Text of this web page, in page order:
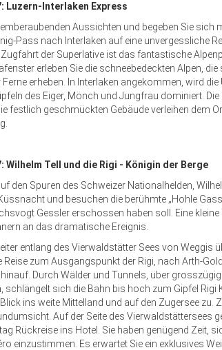
Luzern-Interlaken Express
Aussichten und begeben Sie sich
Pass nach Interlaken auf eine unvergessliche
der Superlative ist das fantastische
erleben Sie die schneebedeckten Alpen,
erheben. In Interlaken angekommen, wird
des Eiger, Mönch und Jungfrau dominiert.
festlich geschmückten Gebäude verleihen dem
Wilhelm Tell und die Rigi - Königin der Berge
den Spuren des Schweizer Nationalhelden,
und besuchen die berühmte „Hohle
Gessler erschossen haben soll. Eine kleine
an das dramatische Ereignis.
entlang des Vierwaldstätter Sees von Weggis
Reise zum Ausgangspunkt der Rigi, nach Arth-
Durch Wälder und Tunnels, über
schlängelt sich die Bahn bis hoch zum Gipfel Rigi
ins weite Mittelland und auf den Zugersee zu.
Auf der Seite des Vierwaldstättersees
Rückreise ins Hotel. Sie haben genügend Zeit,
einzustimmen. Es erwartet Sie ein exklusives